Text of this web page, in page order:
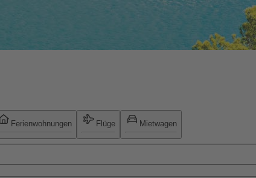
Ferienwohnungen Flüge Mietwagen